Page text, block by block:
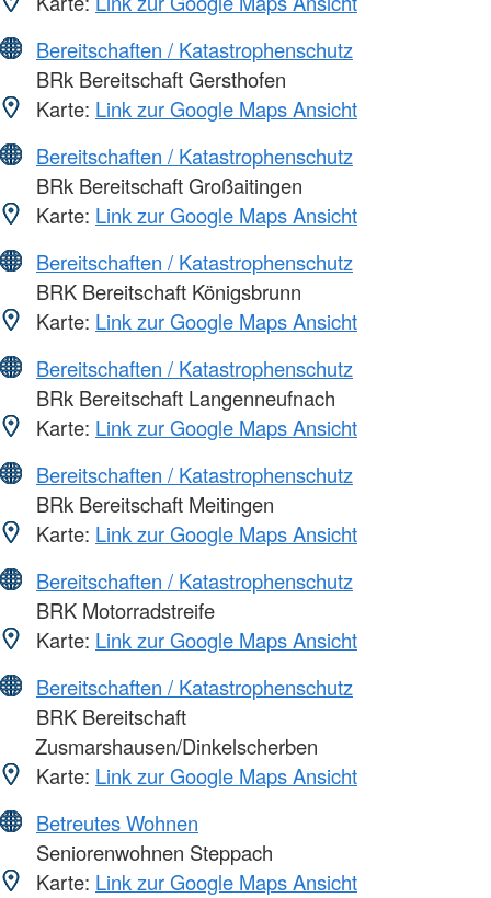
Bereitschaften / Katastrophenschutz
BRk Bereitschaft Gersthofen
Karte: Link zur Google Maps Ansicht
Bereitschaften / Katastrophenschutz
BRk Bereitschaft Großaitingen
Karte: Link zur Google Maps Ansicht
Bereitschaften / Katastrophenschutz
BRK Bereitschaft Königsbrunn
Karte: Link zur Google Maps Ansicht
Bereitschaften / Katastrophenschutz
BRk Bereitschaft Langenneufnach
Karte: Link zur Google Maps Ansicht
Bereitschaften / Katastrophenschutz
BRk Bereitschaft Meitingen
Karte: Link zur Google Maps Ansicht
Bereitschaften / Katastrophenschutz
BRK Motorradstreife
Karte: Link zur Google Maps Ansicht
Bereitschaften / Katastrophenschutz
BRK Bereitschaft
Zusmarshausen/Dinkelscherben
Karte: Link zur Google Maps Ansicht
Betreutes Wohnen
Seniorenwohnen Steppach
Karte: Link zur Google Maps Ansicht